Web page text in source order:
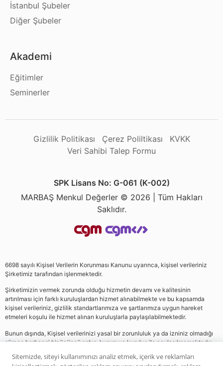
İstanbul Şubeler
Diğer Şubeler
Akademi
Eğitimler
Seminerler
Gizlilik Politikası Çerez Poliltikası
KVKK
Veri Sahibi Talep Formu
SPK Lisans No: G-061 (K-002)
MARBAŞ Menkul Değerler © 2026 | Tüm Hakları
Saklıdır.
6698 sayılı Kişisel Verilerin Korunması Kanunu uyarınca, kişisel verileriniz
Şirketimiz tarafından işlenmektedir.
Şirketimizin vermek zorunda olduğu hizmetin devamı ve kalitesinin
artırılması için farklı kuruluşlardan hizmet alınabilmekte ve bu kapsamda
kişisel verileriniz, gizlilik standartlarımıza ve şartlarımıza uygun hareket
etmeleri koşulu ile hizmet alınan kuruluşlarla paylaşılabilmektedir.
Bunun dışında, Kişisel verilerinizi yasal bir zorunluluk ya da izniniz olmadığı
sürece herhangi bir üçüncü şahıs, kurum ve kuruluş ile paylaşılmamaktadır.
Sitemizde, siteyi kullanımınızı analiz etmek, içerik ve reklamları